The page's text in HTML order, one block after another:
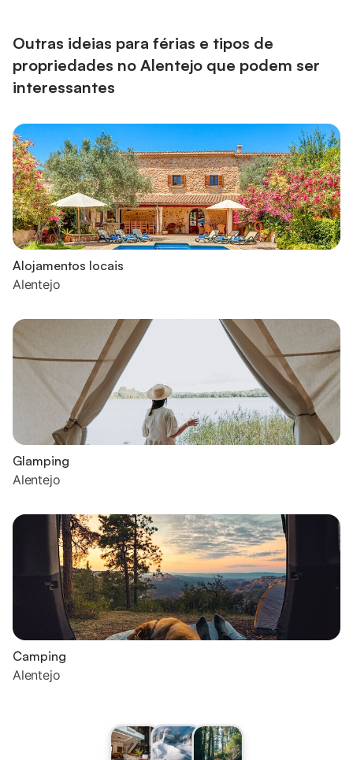
Outras ideias para férias e tipos de
propriedades no Alentejo que podem ser
interessantes
Alojamentos locais
Alentejo
Glamping
Alentejo
Camping
Alentejo